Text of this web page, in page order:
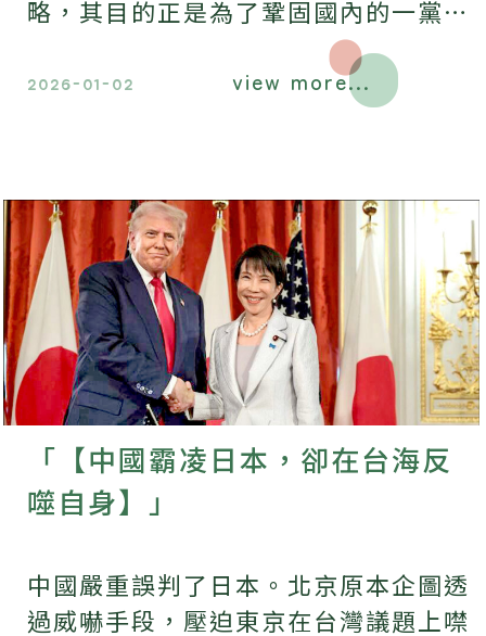
略，其目的正是為了鞏固國內的一黨專
政，和擴大大陸在海外的影響力。經濟
改革非但沒有削弱極權主義，反而賦予
2026-01-02 view more...
「【中國霸凌日本，卻在台海反
噬自身】」
中國嚴重誤判了日本。北京原本企圖透
過威嚇手段，壓迫東京在台灣議題上噤